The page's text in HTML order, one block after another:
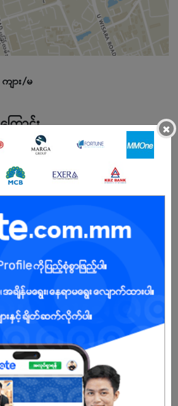
ကျား/မ
ောင်း
𝐂𝐨𝐥𝐥𝐞𝐠𝐞 ဆိုတာကတော့ နှစ်ပေါင်း (၂၀)ကျော်
အင်္ဂလန်နိုင်ငံရှိ 🇬🇧 𝐔𝐧𝐢𝐯𝐞𝐫𝐬𝐢𝐭𝐲 𝐨𝐟 𝐆𝐫𝐞𝐚𝐭𝐞𝐫
ကသိုလ်များနှင့်ပူးပေါင်းပြီး စစ်မှန်ခိုင်မာပြီး
တကာအဆင့်မီအင်္ဂလန်ပညာရေးစနစ်ကို
န်မာနိုင်ငံရဲ့ Private College တစ်ခုပဲဖြစ်ပါ
ယူမှုတွေ၊ လေ့လာမှုတွေနဲ့အတူရှိနေတဲ့လုပ်ငန်းခွင်
လျှောက်လှမ်းမယ့် Future Career အတွက်
နိုင်တဲ့ လုပ်ငန်းခွင်အတွေ့အကြုံတွေကို ရရှိနိုင်မှာပဲ
က်မက်ဖို့ကြိုးစားနေကြတဲ့လူငယ်တွေအတွက်
း ဝေမျှမှုတွေ သင်ယူမှုတွေနဲ့အတူ ရှေ့ဆက်နေတဲ့
နေ မိသားစုဝင်တစ်ယောက်အဖြစ်နွေးထွေးစွာ ဖိတ်
×